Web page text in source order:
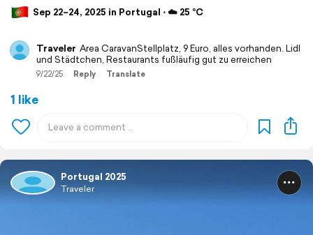
Sep 22–24, 2025 in Portugal ⋅ ☁️ 25 °C
Traveler Area CaravanStellplatz, 9 Euro, alles vorhanden. Lidl
und Städtchen, Restaurants fußläufig gut zu erreichen
9/22/25 Reply Translate
1 like
Portugal 2025
Traveler